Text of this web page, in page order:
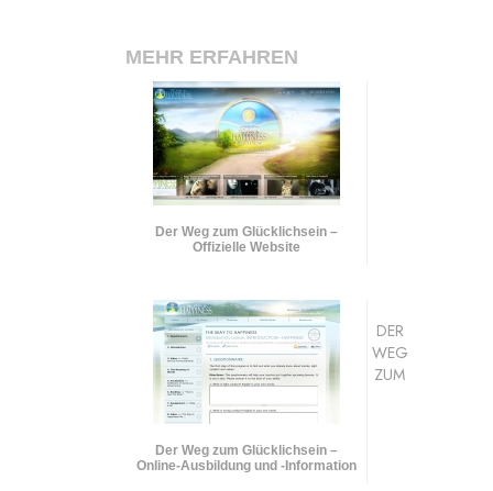
MEHR ERFAHREN
Der Weg zum Glücklichsein –
Offizielle Website
Der Weg zum Glücklichsein –
Online-Ausbildung und -Information
DER
WEG
ZUM